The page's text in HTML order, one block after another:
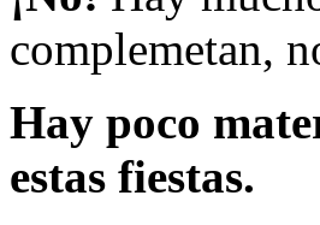
complemetan,
Hay poco
estas fiestas.